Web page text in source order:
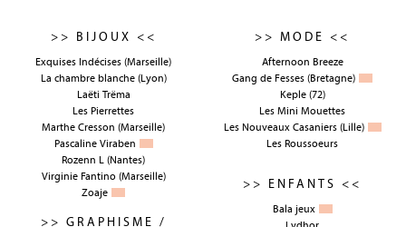
>> BIJOUX <<
Exquises Indécises (Marseille)
La chambre blanche(Lyon)
Laëti Trëma
Les Pierrettes
Marthe Cresson (Marseille)
Pascaline Viraben
Rozenn L (Nantes)
Virginie Fantino (Marseille)
Zoaje
>> GRAPHISME /
>> MODE <<
Afternoon Breeze
Gang de Fesses (Bretagne)
Keple(72)
Les Mini Mouettes
Les Nouveaux Casaniers(Lille)
Les Roussoeurs
>> ENFANTS <<
Bala jeux